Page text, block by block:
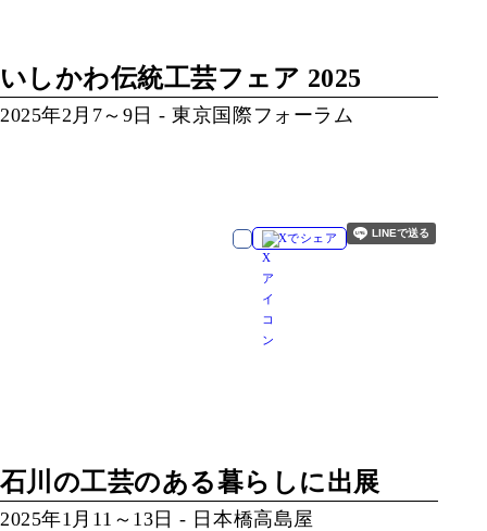
いしかわ伝統工芸フェア 2025
2025年2月7～9日 - 東京国際フォーラム
Xでシェア
石川の工芸のある暮らしに出展
2025年1月11～13日 - 日本橋高島屋